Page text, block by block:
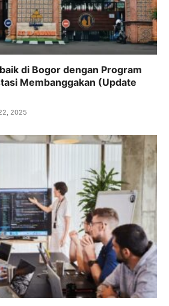
di Bogor dengan Program
Membanggakan (Update
2025